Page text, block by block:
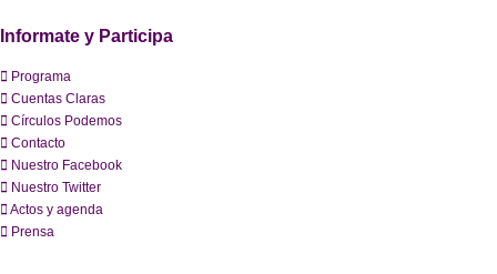
Informate y Participa
Programa
Cuentas Claras
Círculos Podemos
Contacto
Nuestro Facebook
Nuestro Twitter
Actos y agenda
Prensa